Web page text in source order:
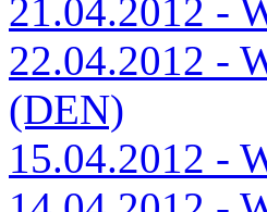
21.04.2012 -
22.04.2012 -
(DEN)
15.04.2012 -